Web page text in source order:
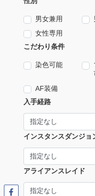
男女兼用
女性専用
こだわり条件
染色可能
AF装備
入手経路
インスタンスダンジョ
アライアンスレイド